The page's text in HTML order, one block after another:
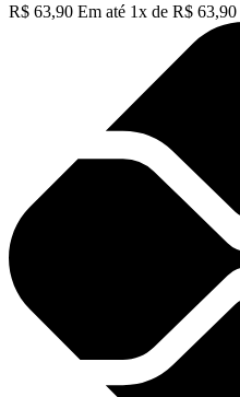
R$ 63,90 Em até 1x de R$ 63,90